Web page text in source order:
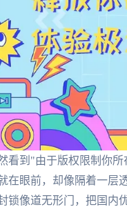
看到"由于版权限制你
在眼前，却像隔着一层
像道无形门，把国内